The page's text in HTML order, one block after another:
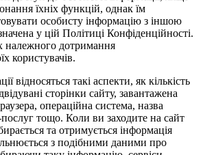
їхніх функцій, однак їм
особисту інформацію з іншою
у цій Політиці Конфіденційності.
належного дотримання
користувачів.
відносяться такі аспекти, як кількість
сторінки сайту, завантажена
операційна система, назва
тощо. Коли ви заходите на сайт
та отримується інформація
з подібними даними про